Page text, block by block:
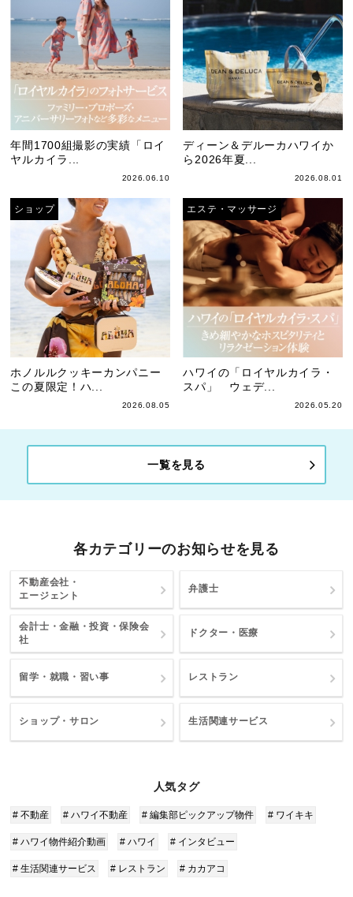
年間1700組撮影の実績「ロイ
ヤルカイラ...
2026.06.10
ディーン＆デルーカハワイか
ら2026年夏...
2026.08.01
ショップ
ホノルルクッキーカンパニー
この夏限定！ハ...
2026.08.05
エステ・マッサージ
ハワイの「ロイヤルカイラ・
スパ」 ウェデ...
2026.05.20
一覧を見る
各カテゴリーのお知らせを見る
不動産会社・
エージェント
弁護士
会計士・金融・投資・保険会
社
ドクター・医療
留学・就職・習い事 レストラン
ショップ・サロン 生活関連サービス
人気タグ
# 不動産 # ハワイ不動産 # 編集部ピックアップ物件 # ワイキキ
# ハワイ物件紹介動画 # ハワイ # インタビュー
# 生活関連サービス # レストラン # カカアコ